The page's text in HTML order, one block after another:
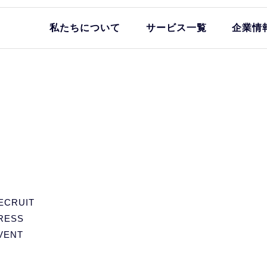
私たちについて サービス一覧 企業情